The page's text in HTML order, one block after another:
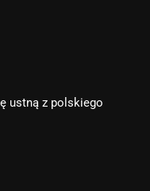
ustną z polskiego